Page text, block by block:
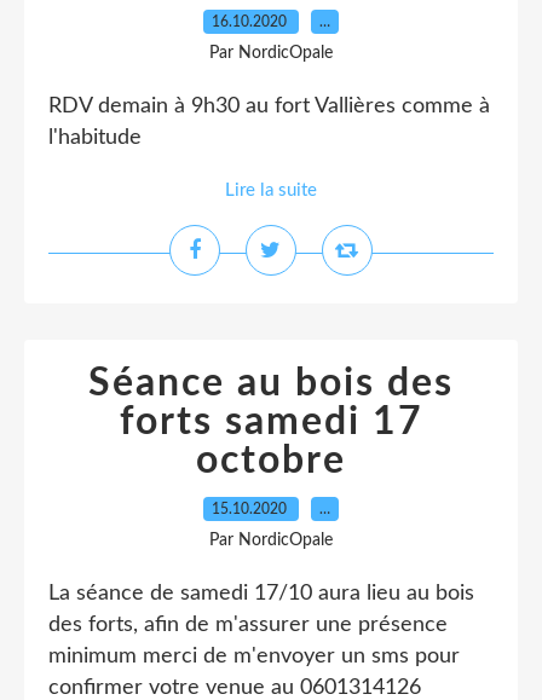
16.10.2020 …
Par NordicOpale
RDV demain à 9h30 au fort Vallières comme à
l'habitude
Lire la suite
Séance au bois des
forts samedi 17
octobre
15.10.2020 …
Par NordicOpale
La séance de samedi 17/10 aura lieu au bois
des forts, afin de m'assurer une présence
minimum merci de m'envoyer un sms pour
confirmer votre venue au 0601314126